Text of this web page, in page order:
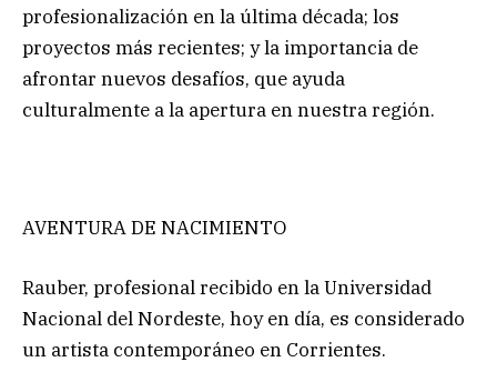
profesionalización en la última década; los
proyectos más recientes; y la importancia de
afrontar nuevos desafíos, que ayuda
culturalmente a la apertura en nuestra región.
AVENTURA DE NACIMIENTO
Rauber, profesional recibido en la Universidad
Nacional del Nordeste, hoy en día, es considerado
un artista contemporáneo en Corrientes.